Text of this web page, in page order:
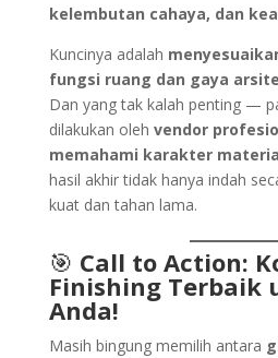
kelembutan cahaya, dan
Kuncinya adalah
fungsi ruang dan gaya
Dan yang tak kalah penting —
dilakukan oleh vendor
memahami karakter
hasil akhir tidak hanya indah
kuat dan tahan lama.
🎯 Call to Action:
Finishing Terbaik
Anda!
Masih bingung memilih antara